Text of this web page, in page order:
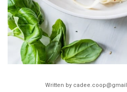
Written by